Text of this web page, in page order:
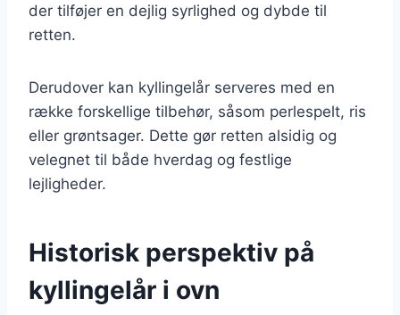
der tilføjer en dejlig syrlighed og dybde til
retten.
Derudover kan kyllingelår serveres med en
række forskellige tilbehør, såsom perlespelt, ris
eller grøntsager. Dette gør retten alsidig og
velegnet til både hverdag og festlige
lejligheder.
Historisk perspektiv på
kyllingelår i ovn